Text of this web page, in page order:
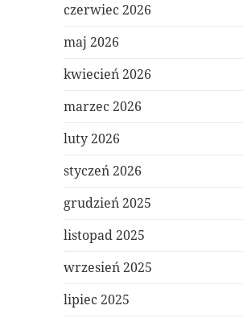
czerwiec 2026
maj 2026
kwiecień 2026
marzec 2026
luty 2026
styczeń 2026
grudzień 2025
listopad 2025
wrzesień 2025
lipiec 2025